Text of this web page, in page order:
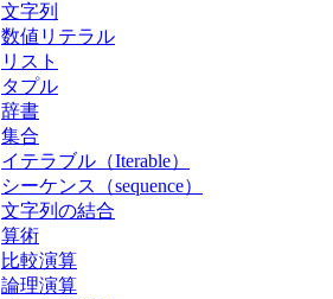
文字列
数値リテラル
リスト
タプル
辞書
集合
イテラブル（Iterable）
シーケンス（sequence）
文字列の結合
算術
比較演算
論理演算